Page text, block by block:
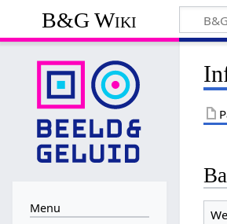
B&G Wiki
Menu